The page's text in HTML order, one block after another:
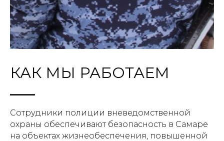
КАК МЫ РАБОТАЕМ
Сотрудники полиции вневедомственной
охраны обеспечивают безопасность в Самаре
на объектах жизнеобеспечения, повышенной